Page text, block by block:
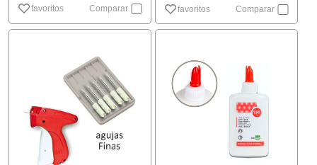
favoritos Comparar favoritos Comparar